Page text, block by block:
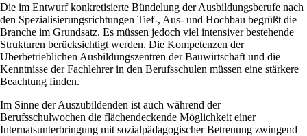
Die im Entwurf konkretisierte Bündelung der Ausbildungsberufe nach
den Spezialisierungsrichtungen Tief-, Aus- und Hochbau begrüßt die
Branche im Grundsatz. Es müssen jedoch viel intensiver bestehende
Strukturen berücksichtigt werden. Die Kompetenzen der
Überbetrieblichen Ausbildungszentren der Bauwirtschaft und die
Kenntnisse der Fachlehrer in den Berufsschulen müssen eine stärkere
Beachtung finden.
Im Sinne der Auszubildenden ist auch während der
Berufsschulwochen die flächendeckende Möglichkeit einer
Internatsunterbringung mit sozialpädagogischer Betreuung zwingend